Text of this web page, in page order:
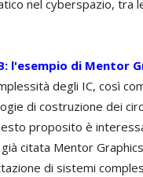
nel cyberspazio, tra
l'esempio di Mentor
degli IC, così
di costruzione dei
proposito è
citata Mentor
di sistemi